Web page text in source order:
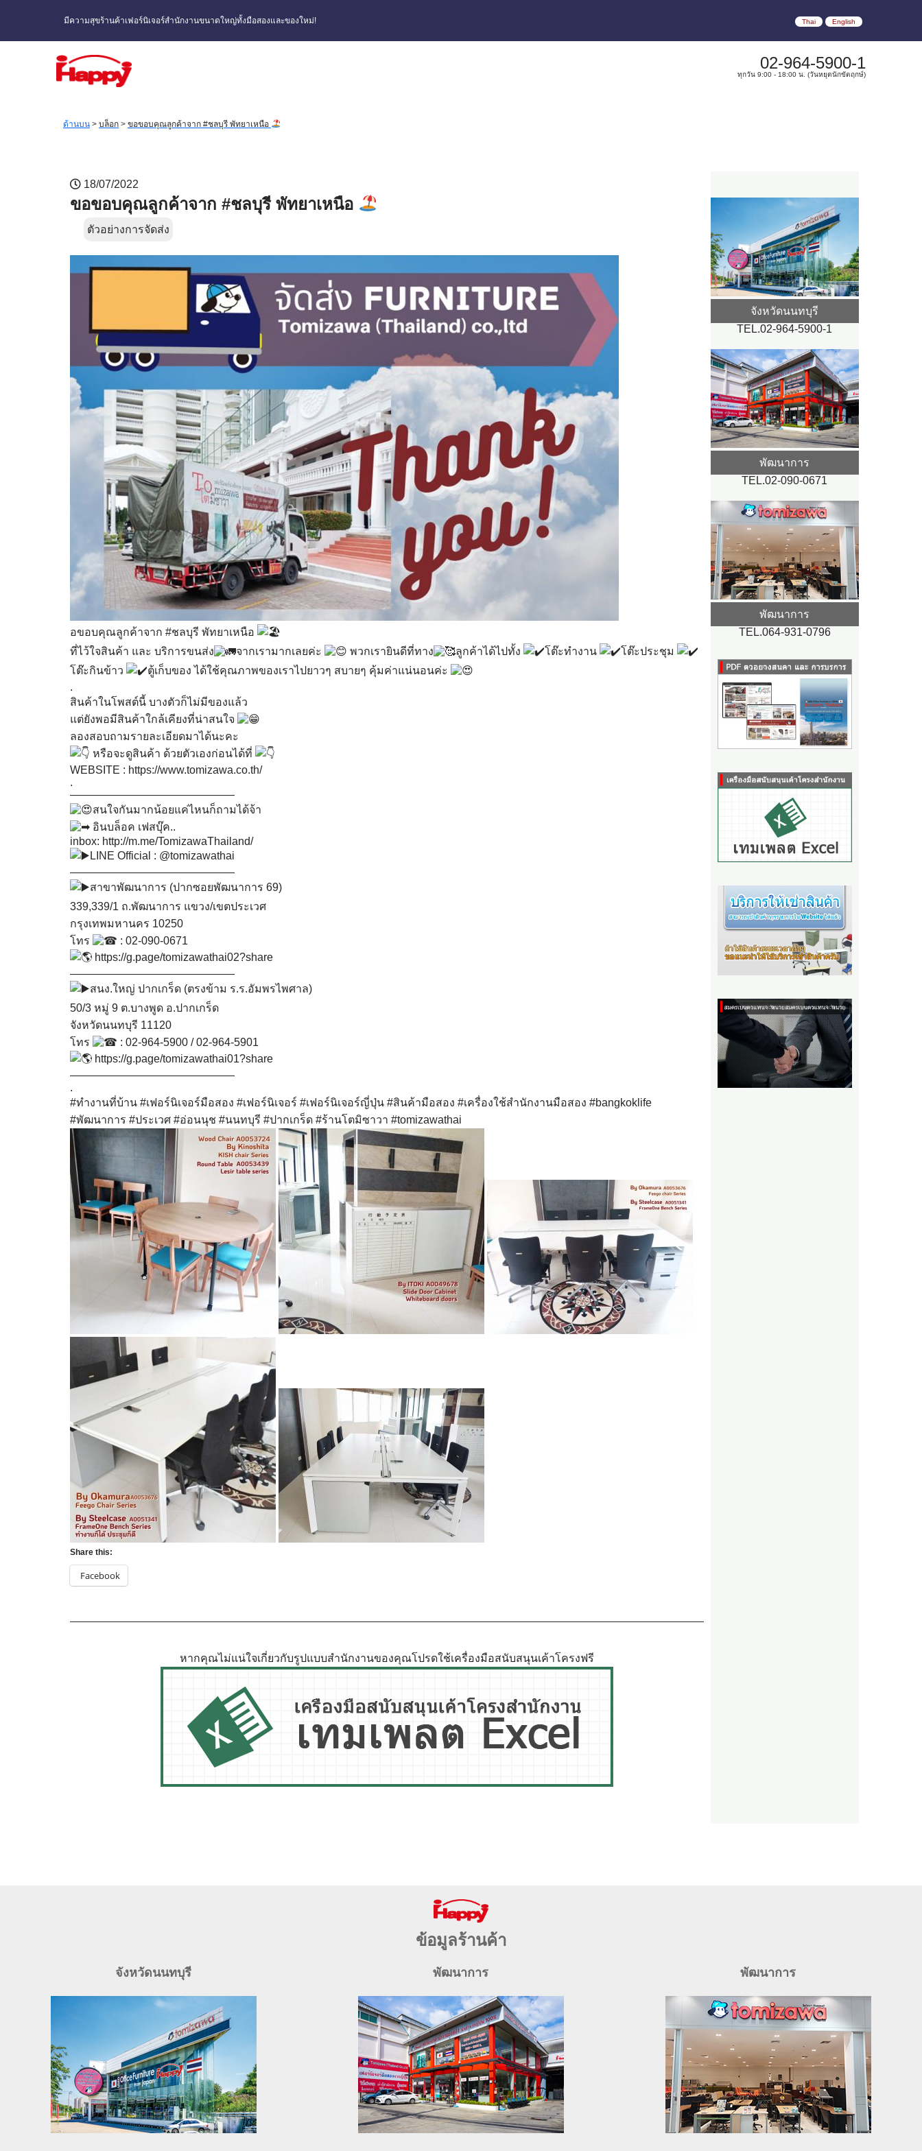
มีความสุขร้านค้าเฟอร์นิเจอร์สำนักงานขนาดใหญ่ทั้งมือสองและของใหม่! Thai English
02-964-5900-1
ทุกวัน 9:00 - 18:00 น. (วันหยุดนักขัตฤกษ์)
ด้านบน > บล็อก > ขอขอบคุณลูกค้าจาก #ชลบุรี พัทยาเหนือ
18/07/2022
ขอขอบคุณลูกค้าจาก #ชลบุรี พัทยาเหนือ
ตัวอย่างการจัดส่ง
อขอบคุณลูกค้าจาก #ชลบุรี พัทยาเหนือ
ที่ไว้ใจสินค้า และ บริการขนส่ง
จากเรามากเลยค่ะ พวกเรายินดีที่ทาง ลูกค้าได้ไปทั้ง โต๊ะทำงาน
โต๊ะประชุม
โต๊ะกินข้าว
ตู้เก็บของ ได้ใช้คุณภาพของเราไปยาวๆ สบายๆ คุ้มค่าแน่นอนค่ะ
.
สินค้าในโพสต์นี้ บางตัวก็ไม่มีของแล้ว
แต่ยังพอมีสินค้าใกล้เคียงที่น่าสนใจ
ลองสอบถามรายละเอียดมาได้นะคะ
หรือจะดูสินค้า ด้วยตัวเองก่อนได้ที่
WEBSITE : https://www.tomizawa.co.th/
.
———————————————
สนใจกันมากน้อยแค่ไหนก็ถามได้จ้า
อินบล็อค เฟสบุ๊ค..
inbox: http://m.me/TomizawaThailand/
LINE Official : @tomizawathai
———————————————
สาขาพัฒนาการ (ปากซอยพัฒนาการ 69)
339,339/1 ถ.พัฒนาการ แขวง/เขตประเวศ
กรุงเทพมหานคร 10250
โทร
: 02-090-0671
https://g.page/tomizawathai02?share
———————————————
สนง.ใหญ่ ปากเกร็ด (ตรงข้าม ร.ร.อัมพรไพศาล)
50/3 หมู่ 9 ต.บางพูด อ.ปากเกร็ด
จังหวัดนนทบุรี 11120
โทร
: 02-964-5900 / 02-964-5901
https://g.page/tomizawathai01?share
———————————————
.
#ทำงานที่บ้าน #เฟอร์นิเจอร์มือสอง #เฟอร์นิเจอร์ #เฟอร์นิเจอร์ญี่ปุ่น #สินค้ามือสอง #เครื่องใช้สำนักงานมือสอง #bangkoklife
#พัฒนาการ #ประเวศ #อ่อนนุช #นนทบุรี #ปากเกร็ด #ร้านโตมิซาวา #tomizawathai
Share this:
Facebook
หากคุณไม่แน่ใจเกี่ยวกับรูปแบบสำนักงานของคุณโปรดใช้เครื่องมือสนับสนุนเค้าโครงฟรี
จังหวัดนนทบุรี
TEL.02-964-5900-1
พัฒนาการ
TEL.02-090-0671
พัฒนาการ
TEL.064-931-0796
ข้อมูลร้านค้า
จังหวัดนนทบุรี พัฒนาการ พัฒนาการ